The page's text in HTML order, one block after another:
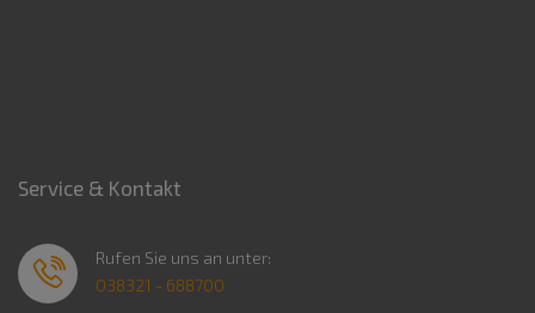
Service & Kontakt
Rufen Sie uns an unter:
038321 - 688700